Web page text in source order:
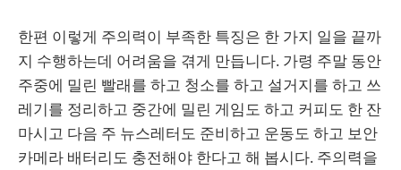
한편 이렇게 주의력이 부족한 특징은 한 가지 일을 끝까
지 수행하는데 어려움을 겪게 만듭니다. 가령 주말 동안
주중에 밀린 빨래를 하고 청소를 하고 설거지를 하고 쓰
레기를 정리하고 중간에 밀린 게임도 하고 커피도 한 잔
마시고 다음 주 뉴스레터도 준비하고 운동도 하고 보안
카메라 배터리도 충전해야 한다고 해 봅시다. 주의력을